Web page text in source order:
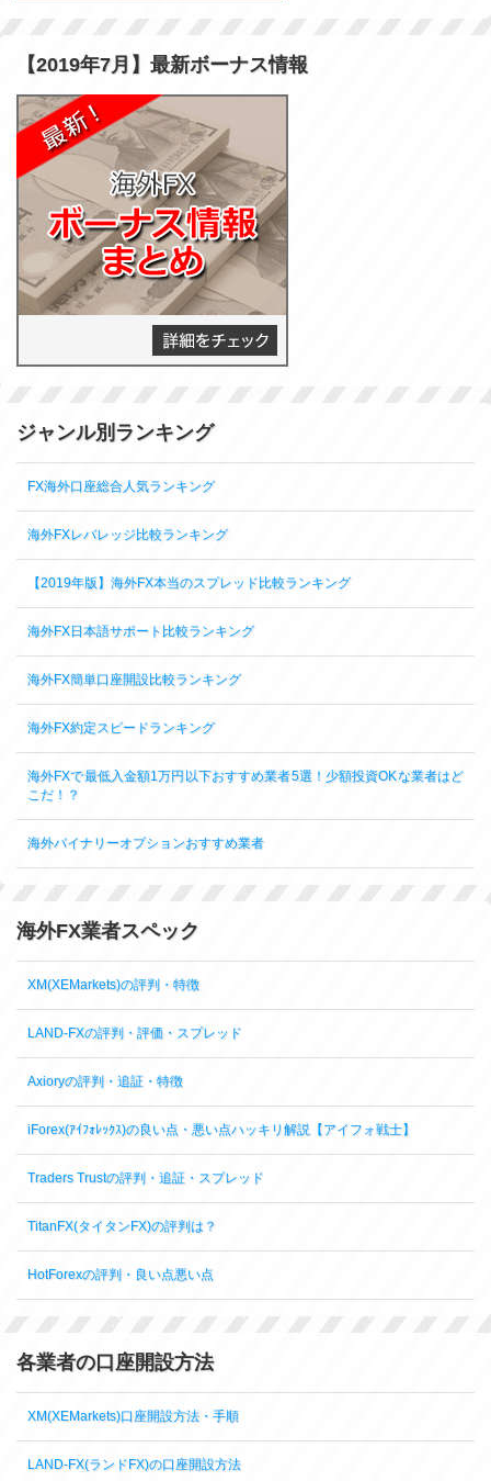
【2019年7月】最新ボーナス情報
ジャンル別ランキング
FX海外口座総合人気ランキング
海外FXレバレッジ比較ランキング
【2019年版】海外FX本当のスプレッド比較ランキング
海外FX日本語サポート比較ランキング
海外FX簡単口座開設比較ランキング
海外FX約定スピードランキング
海外FXで最低入金額1万円以下おすすめ業者5選！少額投資OKな業者はど
こだ！？
海外バイナリーオプションおすすめ業者
海外FX業者スペック
XM(XEMarkets)の評判・特徴
LAND-FXの評判・評価・スプレッド
Axioryの評判・追証・特徴
iForex(ｱｲﾌｫﾚｯｸｽ)の良い点・悪い点ハッキリ解説【アイフォ戦士】
Traders Trustの評判・追証・スプレッド
TitanFX(タイタンFX)の評判は？
HotForexの評判・良い点悪い点
各業者の口座開設方法
XM(XEMarkets)口座開設方法・手順
LAND-FX(ランドFX)の口座開設方法